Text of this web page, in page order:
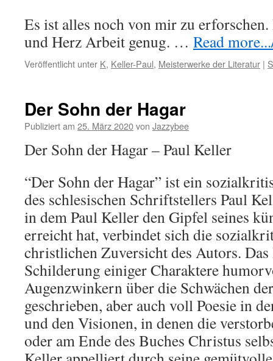
Es ist alles noch von mir zu
und Herz Arbeit genug. … Read
Veröffentlicht unter K, Keller-Paul, Meisterwerke der Literatur |
Der Sohn der Hagar
Publiziert am 25. März 2020von Jazzybee
Der Sohn der Hagar – Paul Keller
“Der Sohn der Hagar” ist ein
des schlesischen Schriftstellers Paul
in dem Paul Keller den Gipfel seines
erreicht hat, verbindet sich die
christlichen Zuversicht des Autors.
Schilderung einiger Charaktere
Augenzwinkern über die Schwächen
geschrieben, aber auch voll Poesie in
und den Visionen, in denen die
oder am Ende des Buches Christus